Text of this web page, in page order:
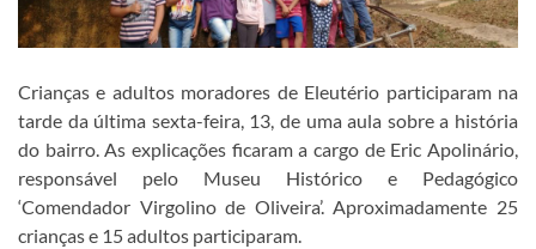
Crianças e adultos moradores de Eleutério participaram na
tarde da última sexta-feira, 13, de uma aula sobre a história
do bairro. As explicações ficaram a cargo de Eric Apolinário,
responsável pelo Museu Histórico e Pedagógico
‘Comendador Virgolino de Oliveira’. Aproximadamente 25
crianças e 15 adultos participaram.